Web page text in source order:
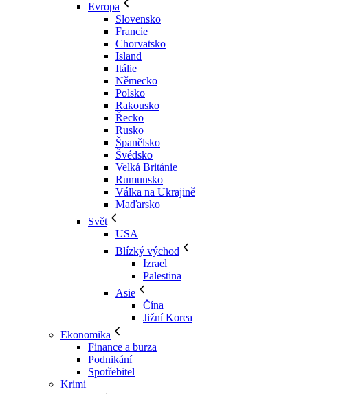
Evropa
Slovensko
Francie
Chorvatsko
Island
Itálie
Německo
Polsko
Rakousko
Řecko
Rusko
Španělsko
Švédsko
Velká Británie
Rumunsko
Válka na Ukrajině
Maďarsko
Svět
USA
Blízký východ
Izrael
Palestina
Asie
Čína
Jižní Korea
Ekonomika
Finance a burza
Podnikání
Spotřebitel
Krimi